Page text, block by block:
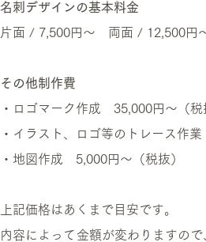
名刺デザインの基本料金
片面 / 7,500円〜 両面 / 12,500円
その他制作費
・ロゴマーク作成 35,000円〜（税
・イラスト、ロゴ等のトレース作
・地図作成 5,000円〜（税抜）
上記価格はあくまで目安です。
内容によって金額が変わりますの